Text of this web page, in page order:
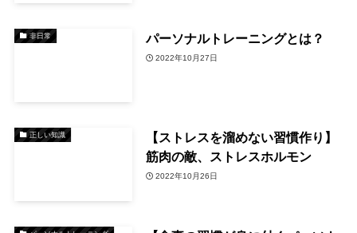
非日常 パーソナルトレーニングとは？
2022年10月27日
正しい知識
【ストレスを溜めない習慣作り】
筋肉の敵、ストレスホルモン
2022年10月26日